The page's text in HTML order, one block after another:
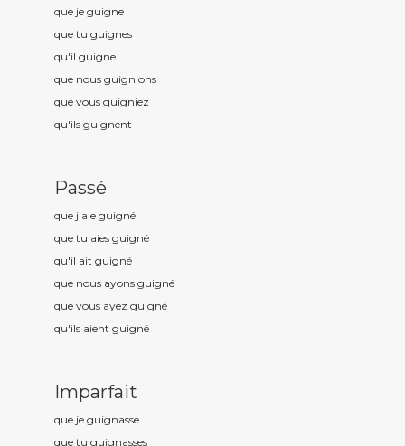
que je guigne
que tu guignes
qu'il guigne
que nous guignions
que vous guigniez
qu'ils guignent
Passé
que j'aie guigné
que tu aies guigné
qu'il ait guigné
que nous ayons guigné
que vous ayez guigné
qu'ils aient guigné
Imparfait
que je guignasse
que tu guignasses